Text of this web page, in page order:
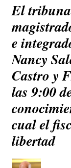
El
e
Nancy
Castro y
las 9:00
cual el
libertad